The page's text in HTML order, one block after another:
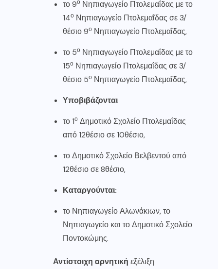
το 9ο Νηπιαγωγείο Πτολεμαΐδας με το
14ο Νηπιαγωγείο Πτολεμαΐδας σε 3/
θέσιο 9ο Νηπιαγωγείο Πτολεμαΐδας,
το 5ο Νηπιαγωγείο Πτολεμαΐδας με το
15ο Νηπιαγωγείο Πτολεμαΐδας σε 3/
θέσιο 5ο Νηπιαγωγείο Πτολεμαΐδας,
Υποβιβάζονται
το 1ο Δημοτικό Σχολείο Πτολεμαΐδας
από 12θέσιο σε 10θέσιο,
το Δημοτικό Σχολείο Βελβεντού από
12θέσιο σε 8θέσιο,
Καταργούνται:
το Νηπιαγωγείο Αλωνάκιων, το
Νηπιαγωγείο και το Δημοτικό Σχολείο
Ποντοκώμης.
Αντίστοιχη αρνητική εξέλιξη